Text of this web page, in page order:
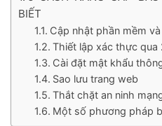
BIẾT
Cập nhật phần mềm
Thiết lập xác thực qua
Cài đặt mật khẩu
Sao lưu trang web
Thắt chặt an ninh
Một số phương pháp